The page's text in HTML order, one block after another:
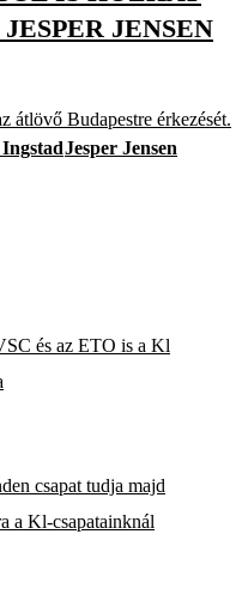
JENSEN
átlövő Budapestre érkezését.
Jesper Jensen
és az ETO is a Kl
csapat tudja majd
a Kl-csapatainknál